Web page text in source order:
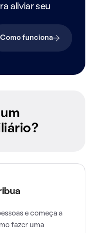
aliviar seu
Como funciona
e começa a
fazer uma